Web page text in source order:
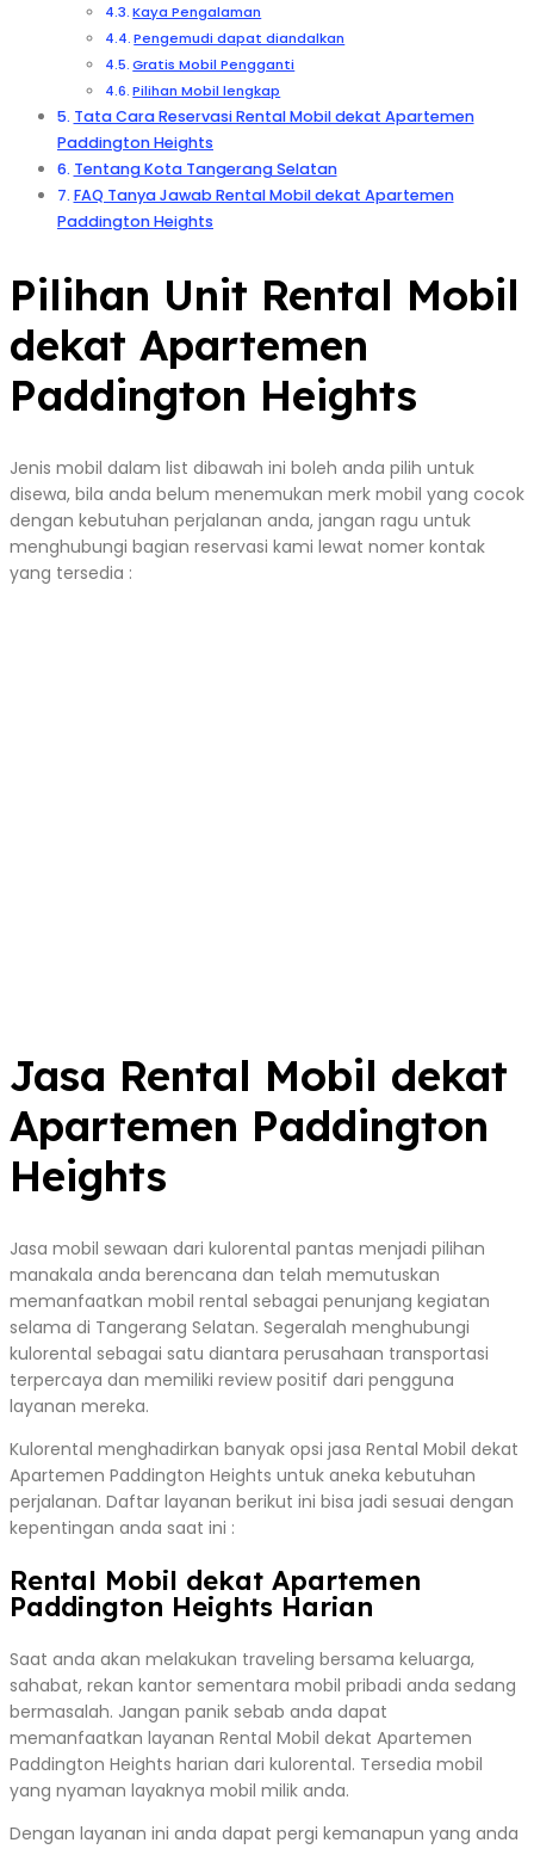
Kaya Pengalaman
Pengemudi dapat diandalkan
Gratis Mobil Pengganti
Pilihan Mobil lengkap
Tata Cara Reservasi Rental Mobil dekat Apartemen
Paddington Heights
Tentang Kota Tangerang Selatan
FAQ Tanya Jawab Rental Mobil dekat Apartemen
Paddington Heights
Pilihan Unit Rental Mobil
dekat Apartemen
Paddington Heights
Jenis mobil dalam list dibawah ini boleh anda pilih untuk
disewa, bila anda belum menemukan merk mobil yang cocok
dengan kebutuhan perjalanan anda, jangan ragu untuk
menghubungi bagian reservasi kami lewat nomer kontak
yang tersedia :
Jasa Rental Mobil dekat
Apartemen Paddington
Heights
Jasa mobil sewaan dari kulorental pantas menjadi pilihan
manakala anda berencana dan telah memutuskan
memanfaatkan mobil rental sebagai penunjang kegiatan
selama di Tangerang Selatan. Segeralah menghubungi
kulorental sebagai satu diantara perusahaan transportasi
terpercaya dan memiliki review positif dari pengguna
layanan mereka.
Kulorental menghadirkan banyak opsi jasa Rental Mobil dekat
Apartemen Paddington Heights untuk aneka kebutuhan
perjalanan. Daftar layanan berikut ini bisa jadi sesuai dengan
kepentingan anda saat ini :
Rental Mobil dekat Apartemen
Paddington Heights Harian
Saat anda akan melakukan traveling bersama keluarga,
sahabat, rekan kantor sementara mobil pribadi anda sedang
bermasalah. Jangan panik sebab anda dapat
memanfaatkan layanan Rental Mobil dekat Apartemen
Paddington Heights harian dari kulorental. Tersedia mobil
yang nyaman layaknya mobil milik anda.
Dengan layanan ini anda dapat pergi kemanapun yang anda